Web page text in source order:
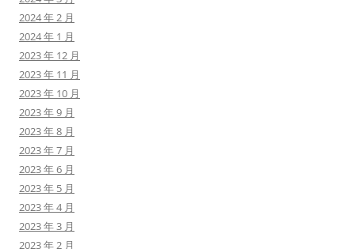
2024 年 2 月
2024 年 1 月
2023 年 12 月
2023 年 11 月
2023 年 10 月
2023 年 9 月
2023 年 8 月
2023 年 7 月
2023 年 6 月
2023 年 5 月
2023 年 4 月
2023 年 3 月
2023 年 2 月